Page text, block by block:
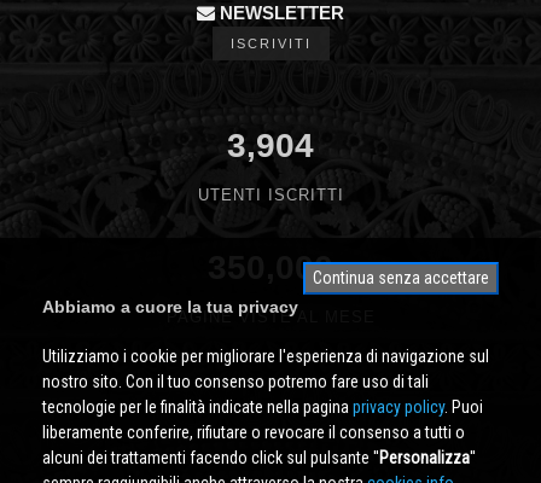
NEWSLETTER
ISCRIVITI
3,904
UTENTI ISCRITTI
350,000
PAGINE VISTE AL MESE
Continua senza accettare
Abbiamo a cuore la tua privacy
Utilizziamo i cookie per migliorare l'esperienza di navigazione sul
nostro sito. Con il tuo consenso potremo fare uso di tali
tecnologie per le finalità indicate nella pagina privacy policy. Puoi
liberamente conferire, rifiutare o revocare il consenso a tutti o
alcuni dei trattamenti facendo click sul pulsante ''Personalizza''